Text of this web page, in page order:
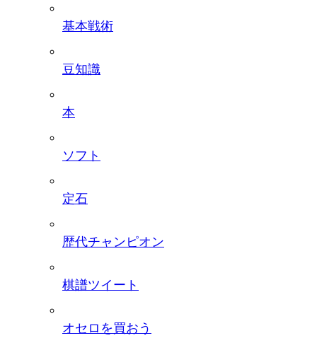
基本戦術
豆知識
本
ソフト
定石
歴代チャンピオン
棋譜ツイート
オセロを買おう